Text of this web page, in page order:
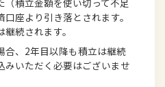
座より引き落とされます。
続されます。
合、2年目以降も積立は継続
みいただく必要はございませ